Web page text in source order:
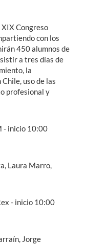
Congreso
con los
450 alumnos de
a tres días de
la
uso de las
profesional y
- inicio 10:00
Laura Marro,
- inicio 10:00
Jorge